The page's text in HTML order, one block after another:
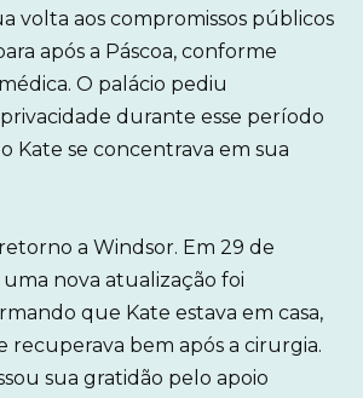
volta aos compromissos públicos
após a Páscoa, conforme
O palácio pediu
durante esse período
Kate se concentrava em sua
a Windsor. Em 29 de
nova atualização foi
que Kate estava em casa,
recuperava bem após a cirurgia.
sua gratidão pelo apoio